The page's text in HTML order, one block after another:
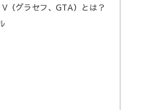
グラセフ、GTA）とは？